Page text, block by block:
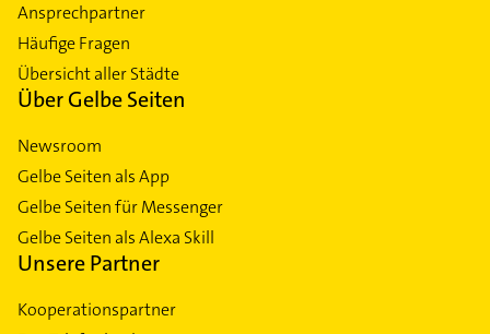
Ansprechpartner
Häufige Fragen
Übersicht aller Städte
Über Gelbe Seiten
Newsroom
Gelbe Seiten als App
Gelbe Seiten für Messenger
Gelbe Seiten als Alexa Skill
Unsere Partner
Kooperationspartner